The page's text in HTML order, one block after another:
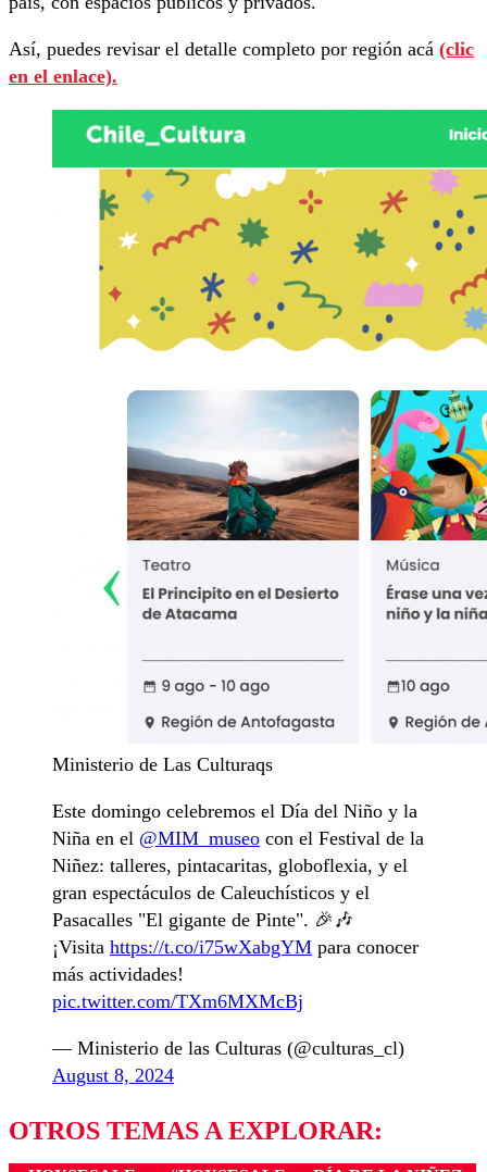
Así, puedes revisar el detalle completo por región acá (clic
en el enlace).
Ministerio de Las Culturaqs
Este domingo celebremos el Día del Niño y la
Niña en el @MIM_museo con el Festival de la
Niñez: talleres, pintacaritas, globoflexia, y el
gran espectáculos de Caleuchísticos y el
Pasacalles "El gigante de Pinte". 🎉🎶
¡Visita https://t.co/i75wXabgYM para conocer
más actividades!
pic.twitter.com/TXm6MXMcBj
— Ministerio de las Culturas (@culturas_cl)
August 8, 2024
OTROS TEMAS A EXPLORAR: